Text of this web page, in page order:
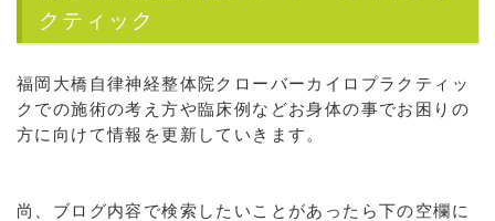
クティック
福岡大橋自律神経整体院クローバーカイロプラクティッ
クでの施術の考え方や臨床例などお身体の事でお困りの
方に向けて情報を更新していきます。
尚、ブログ内容で検索したいことがあったら下の空欄に